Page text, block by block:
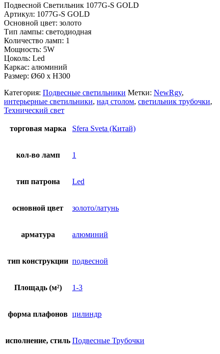
Подвесной Светильник 1077G-S GOLD
Артикул: 1077G-S GOLD
Основной цвет: золото
Тип лампы: светодиодная
Количество ламп: 1
Мощность: 5W
Цоколь: Led
Каркас: алюминий
Размер: Ø60 x H300
Категория: Подвесные светильники Метки: NewRgy,
интерьерные светильники, над столом, светильник трубочки,
Технический свет
торговая марка Sfera Sveta (Китай)
кол-во ламп 1
тип патрона Led
основной цвет золото/латунь
арматура алюминий
тип конструкции подвесной
Площадь (м²) 1-3
форма плафонов цилиндр
исполнение, стиль Подвесные Трубочки